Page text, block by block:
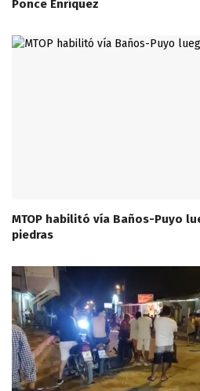
Ponce Enríquez
MTOP habilitó vía Baños-Puyo
piedras